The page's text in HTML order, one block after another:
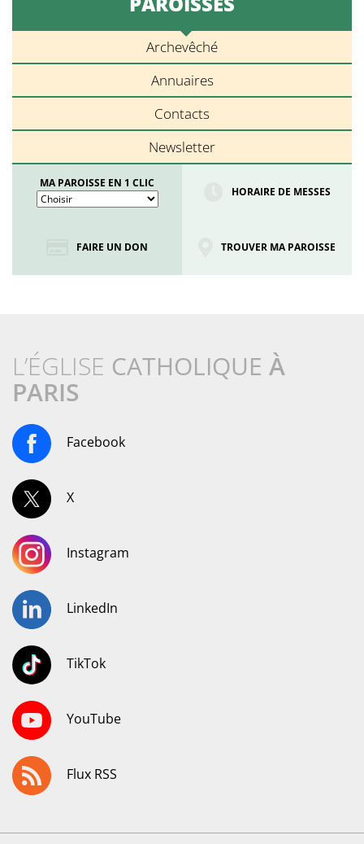
Archevêché
Annuaires
Contacts
Newsletter
MA PAROISSE EN 1 CLIC
HORAIRE DE MESSES
FAIRE UN DON TROUVER MA PAROISSE
L’ÉGLISE CATHOLIQUE À
PARIS
Facebook
X
Instagram
LinkedIn
TikTok
YouTube
Flux RSS